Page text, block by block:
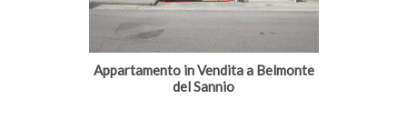
Appartamento in Vendita a Belmonte
del Sannio